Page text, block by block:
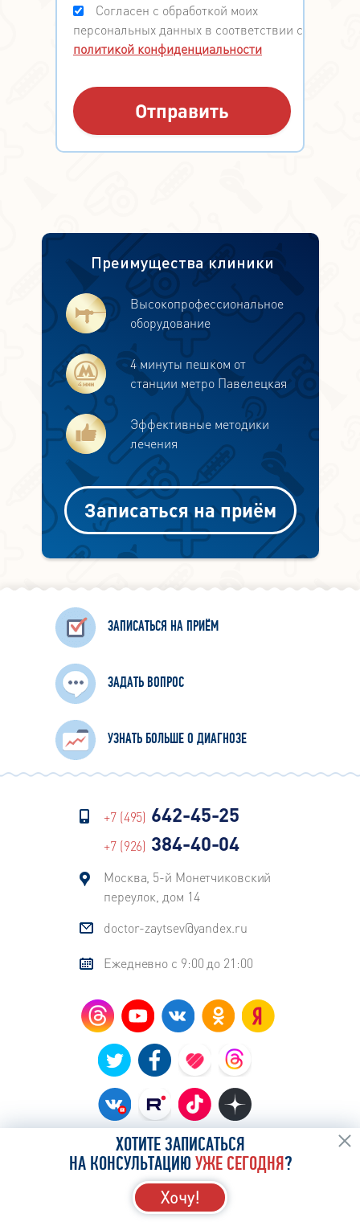
Согласен с обработкой моих
персональных данных в соответствии с
политикой конфиденциальности
Преимущества клиники
Высокопрофессиональное
оборудование
4 минуты пешком от
станции метро Павелецкая
Эффективные методики
лечения
Записаться на приём
ЗАПИСАТЬСЯ НА ПРИЁМ
ЗАДАТЬ ВОПРОС
УЗНАТЬ БОЛЬШЕ О ДИАГНОЗЕ
+7 (495) 642-45-25
+7 (926) 384-40-04
Москва, 5-й Монетчиковский
переулок, дом 14
doctor-zaytsev@yandex.ru
Ежедневно с 9:00 до 21:00
© Врач оториноларинголог
ХОТИТЕ ЗАПИСАТЬСЯ
НА КОНСУЛЬТАЦИЮ УЖЕ СЕГОДНЯ?
Хочу!